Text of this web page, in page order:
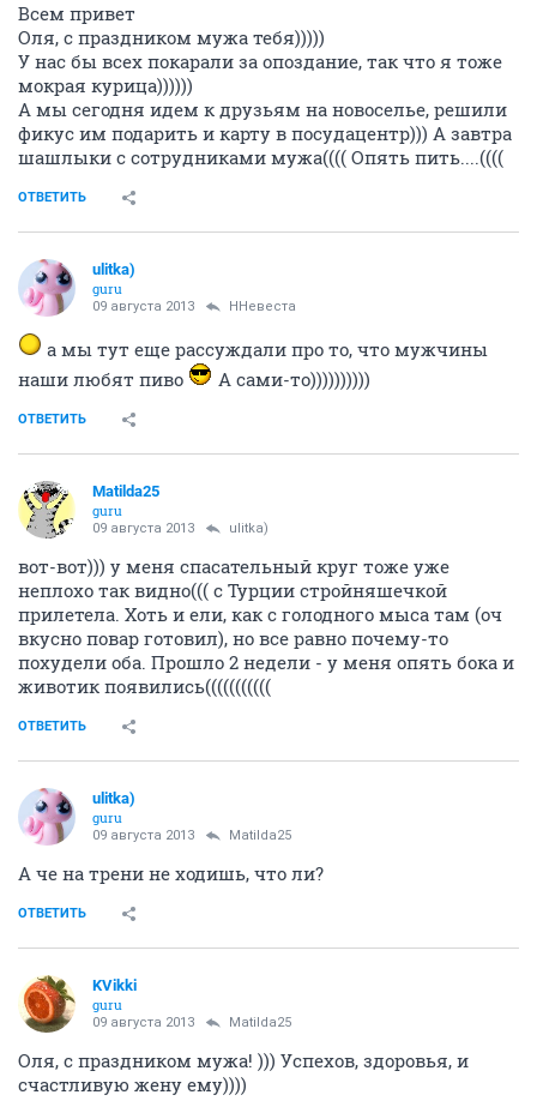
Всем привет
Оля, с праздником мужа тебя)))))
У нас бы всех покарали за опоздание, так что я тоже
мокрая курица))))))
А мы сегодня идем к друзьям на новоселье, решили
фикус им подарить и карту в посудацентр))) А завтра
шашлыки с сотрудниками мужа(((( Опять пить....((((
ОТВЕТИТЬ
ulitka)
guru
09 августа 2013 ННевеста
а мы тут еще рассуждали про то, что мужчины
наши любят пиво
А сами-то))))))))))
ОТВЕТИТЬ
Matilda25
guru
09 августа 2013 ulitka)
вот-вот))) у меня спасательный круг тоже уже
неплохо так видно((( с Турции стройняшечкой
прилетела. Хоть и ели, как с голодного мыса там (оч
вкусно повар готовил), но все равно почему-то
похудели оба. Прошло 2 недели - у меня опять бока и
животик появились(((((((((((
ОТВЕТИТЬ
ulitka)
guru
09 августа 2013 Matilda25
А че на трени не ходишь, что ли?
ОТВЕТИТЬ
KVikki
guru
09 августа 2013 Matilda25
Оля, с праздником мужа! ))) Успехов, здоровья, и
счастливую жену ему))))